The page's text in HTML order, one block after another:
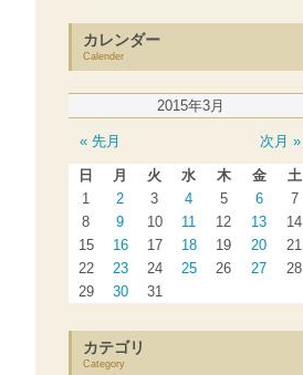
カレンダー
Calender
2015年3月
« 先月 次月 »
日 月 火 水 木 金
土
1
2 3 4 5 6
7
8
9 10 11 12 13
14
15
16 17 18 19 20
21
22
23 24 25 26 27
28
29
30 31
カテゴリ
Category